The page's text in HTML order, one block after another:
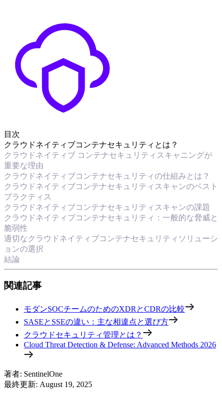
目次
クラウドネイティブコンテナセキュリティとは？
クラウドネイティブ コンテナセキュリティスキャニングが
重要な理由
クラウドネイティブコンテナセキュリティの仕組みとは？
クラウドネイティブコンテナセキュリティスキャンのベスト
プラクティス
クラウドネイティブコンテナセキュリティスキャンの課題
クラウドネイティブコンテナセキュリティ：一般的な脅威と
脆弱性
適切なクラウドネイティブコンテナセキュリティソリューシ
ョンの選択
結論
関連記事
モダンSOCチームのためのXDRとCDRの比較
SASEとSSEの違い：主な相違点と選び方
クラウドセキュリティ管理とは？
Cloud Threat Detection & Defense: Advanced Methods 2026
著者: SentinelOne
最終更新: August 19, 2025